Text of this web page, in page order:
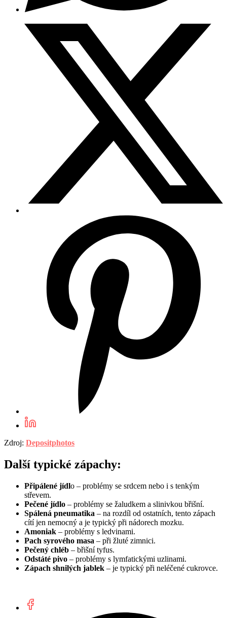
Zdroj: Depositphotos
Další typické zápachy:
Připálené jídlo – problémy se srdcem nebo i s tenkým
střevem.
Pečené jídlo – problémy se žaludkem a slinivkou břišní.
Spálená pneumatika – na rozdíl od ostatních, tento zápach
cítí jen nemocný a je typický při nádorech mozku.
Amoniak – problémy s ledvinami.
Pach syrového masa – při žluté zimnici.
Pečený chléb – břišní tyfus.
Odstáté pivo – problémy s lymfatickými uzlinami.
Zápach shnilých jablek – je typický při neléčené cukrovce.